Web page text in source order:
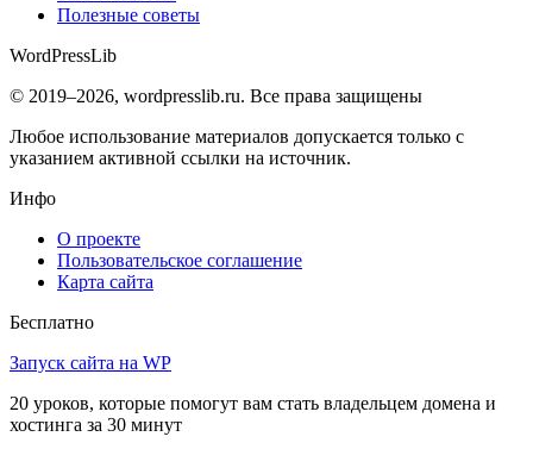
Полезные советы
WordPressLib
© 2019–2026, wordpresslib.ru. Все права защищены
Любое использование материалов допускается только с
указанием активной ссылки на источник.
Инфо
О проекте
Пользовательское соглашение
Карта сайта
Бесплатно
Запуск сайта на WP
20 уроков, которые помогут вам стать владельцем домена и
хостинга за 30 минут